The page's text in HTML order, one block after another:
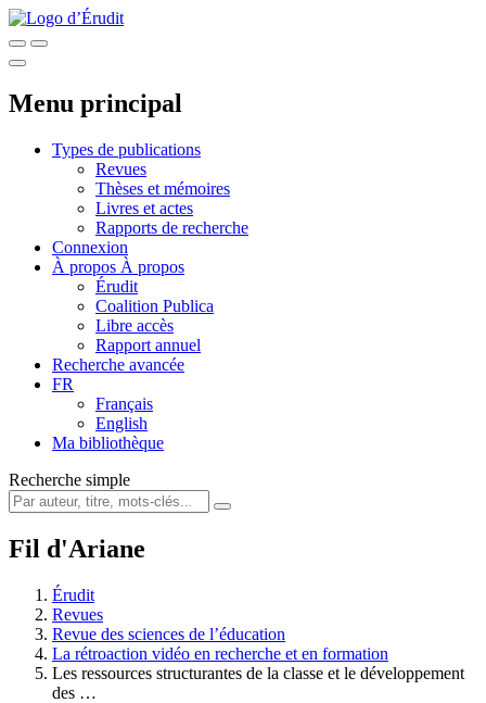
Menu principal
Types de publications
Revues
Thèses et mémoires
Livres et actes
Rapports de recherche
Connexion
À propos À propos
Érudit
Coalition Publica
Libre accès
Rapport annuel
Recherche avancée
FR
Français
English
Ma bibliothèque
Recherche simple
Fil d'Ariane
Érudit
Revues
Revue des sciences de l’éducation
La rétroaction vidéo en recherche et en formation
Les ressources structurantes de la classe et le développement
des …